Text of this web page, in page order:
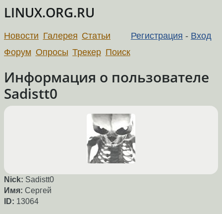
LINUX.ORG.RU
Регистрация - Вход
Новости Галерея Статьи
Форум Опросы Трекер Поиск
Информация о пользователе
Sadistt0
Nick: Sadistt0
Имя: Сергей
ID: 13064